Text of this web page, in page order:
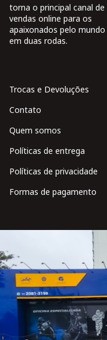
torna o principal canal de
vendas online para os
apaixonados pelo mundo
em duas rodas.
Trocas e Devoluções
Contato
Quem somos
Políticas de entrega
Políticas de privacidade
Formas de pagamento